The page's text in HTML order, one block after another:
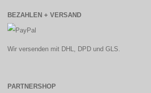
BEZAHLEN + VERSAND
Wir versenden mit DHL, DPD und GLS.
PARTNERSHOP